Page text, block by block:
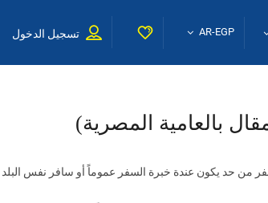
AR-EGP تسجيل الدخول
حد يكون عندة خبرة السفر عموماً أو سافر نفس البلد